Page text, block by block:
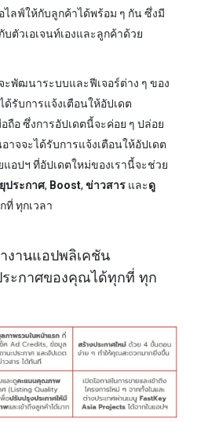
ไลฟ์ให้กับลูกค้าได้พร้อม ๆ กัน ซึ่งมี
ตัวเอเจนท์เองและลูกค้าด้วย
ะพัฒนาระบบและฟีเจอร์ต่าง ๆ ของ
รับการแจ้งเตือนให้อัปเดต
ถือ ซึ่งการอัปเดตนี้จะค่อย ๆ ปล่อย
าจจะได้รับการแจ้งเตือนให้อัปเดต
อปฯ ที่อัปเดตใหม่ของเรานี้จะช่วย
ประกาศ, Boost, ข่าวสาร และดู
ที่ ทุกเวลา
งานแอปพลิเคชัน
ะกาศของคุณได้ทุกที่ ทุก